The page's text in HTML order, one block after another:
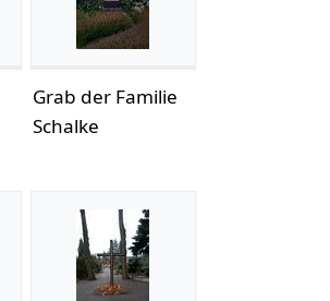
Grab der Familie
Schalke